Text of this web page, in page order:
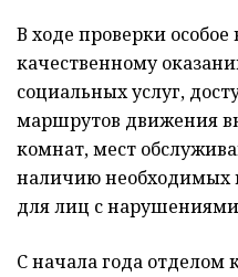
В ходе проверки
качественному
социальных услуг,
маршрутов движения
комнат, мест
наличию необходимых
для лиц с нарушениями
С начала года отделом